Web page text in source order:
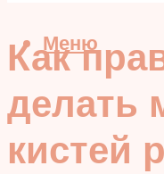
Меню
Как
делать
кистей